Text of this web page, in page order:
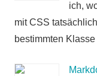
ich,
mit CSS
bestimmten